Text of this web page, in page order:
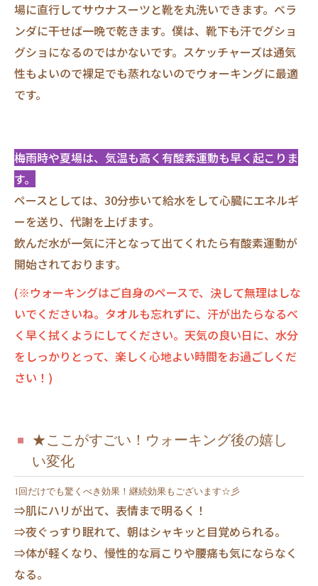
場に直行してサウナスーツと靴を丸洗いできます。ベラ
ンダに干せば一晩で乾きます。僕は、靴下も汗でグショ
グショになるのではかないです。スケッチャーズは通気
性もよいので裸足でも蒸れないのでウォーキングに最適
です。
梅雨時や夏場は、気温も高く有酸素運動も早く起こりま
す。
ペースとしては、30分歩いて給水をして心臓にエネルギ
ーを送り、代謝を上げます。
飲んだ水が一気に汗となって出てくれたら有酸素運動が
開始されております。
(※ウォーキングはご自身のペースで、決して無理はしな
いでくださいね。タオルも忘れずに、汗が出たらなるべ
く早く拭くようにしてください。天気の良い日に、水分
をしっかりとって、楽しく心地よい時間をお過ごしくだ
さい！)
★ここがすごい！ウォーキング後の嬉し
い変化
1回だけでも驚くべき効果！継続効果もございます☆彡
⇒肌にハリが出て、表情まで明るく！
⇒夜ぐっすり眠れて、朝はシャキッと目覚められる。
⇒体が軽くなり、慢性的な肩こりや腰痛も気にならなく
なる。